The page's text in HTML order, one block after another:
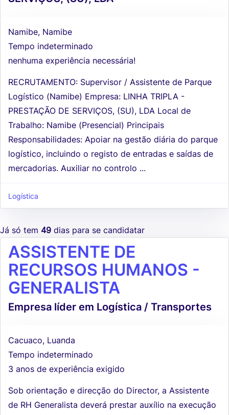
Namibe, Namibe
Tempo indeterminado
nenhuma experiência necessária!
RECRUTAMENTO: Supervisor / Assistente de Parque
Logístico (Namibe) Empresa: LINHA TRIPLA -
PRESTAÇÃO DE SERVIÇOS, (SU), LDA Local de
Trabalho: Namibe (Presencial) Principais
Responsabilidades: Apoiar na gestão diária do parque
logístico, incluindo o registo de entradas e saídas de
mercadorias. Auxiliar no controlo ...
Logística
Já só tem 49 dias para se candidatar
ASSISTENTE DE
RECURSOS HUMANOS -
GENERALISTA
Empresa líder em Logística / Transportes
Cacuaco, Luanda
Tempo indeterminado
3 anos de experiência exigido
Sob orientação e direcção do Director, a Assistente
de RH Generalista deverá prestar auxílio na execução